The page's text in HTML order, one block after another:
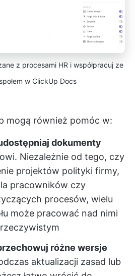
z procesami HR i współpracuj ze
w ClickUp Docs
mogą również pomóc w:
dokumenty
Niezależnie od tego, czy
projektów polityki firmy,
pracowników czy
procesów, wielu
może pracować nad nimi
różne wersje
aktualizacji zasad lub